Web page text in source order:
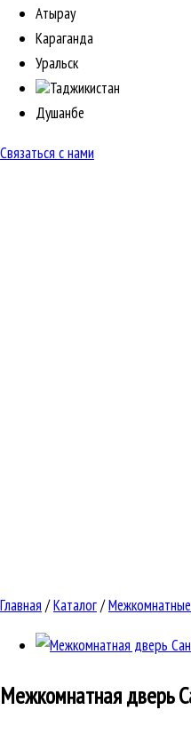
Атырау
Караганда
Уральск
Таджикистан
Душанбе
Связаться с нами
Главная /Каталог/
Межкомнатная дверь